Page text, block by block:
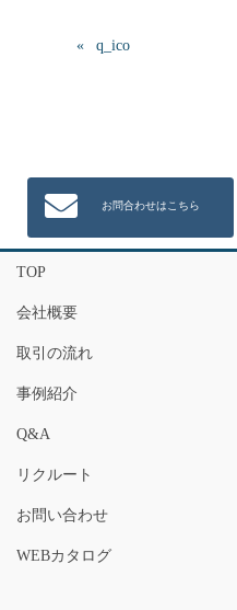
q_ico
お問合わせはこちら
TOP
会社概要
取引の流れ
事例紹介
Q&A
リクルート
お問い合わせ
WEBカタログ